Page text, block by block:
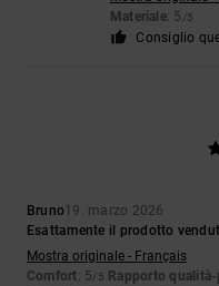
Materiale: 5 /5
Consiglio
Bruno19. marzo 2026
Esattamente il prodotto
Mostra originale - Français
Comfort: 5/5 Rapporto qualità-